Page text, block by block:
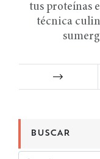
tus proteínas
técnica
BUSCAR